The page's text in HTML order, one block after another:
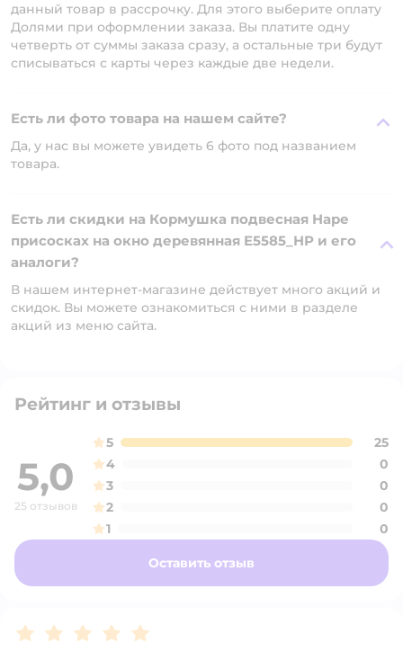
данный товар в рассрочку. Для этого выберите оплату
Долями при оформлении заказа. Вы платите одну
четверть от суммы заказа сразу, а остальные три будут
списываться с карты через каждые две недели.
Есть ли фото товара на нашем сайте?
Да, у нас вы можете увидеть 6 фото под названием
товара.
Есть ли скидки на Кормушка подвесная Hape
присосках на окно деревянная E5585_HP и его
аналоги?
В нашем интернет-магазине действует много акций и
скидок. Вы можете ознакомиться с ними в разделе
акций из меню сайта.
Рейтинг и отзывы
5,0
25 отзывов
5
25
4
0
3
0
2
0
1
0
Оставить отзыв
Рейтинг:5